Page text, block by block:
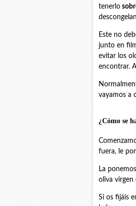
tenerlo
Este no
junto en
evitar los
encontrar.
vayamos a
¿Cómo se
fuera, le
La
oliva virgen
Si os fijáis